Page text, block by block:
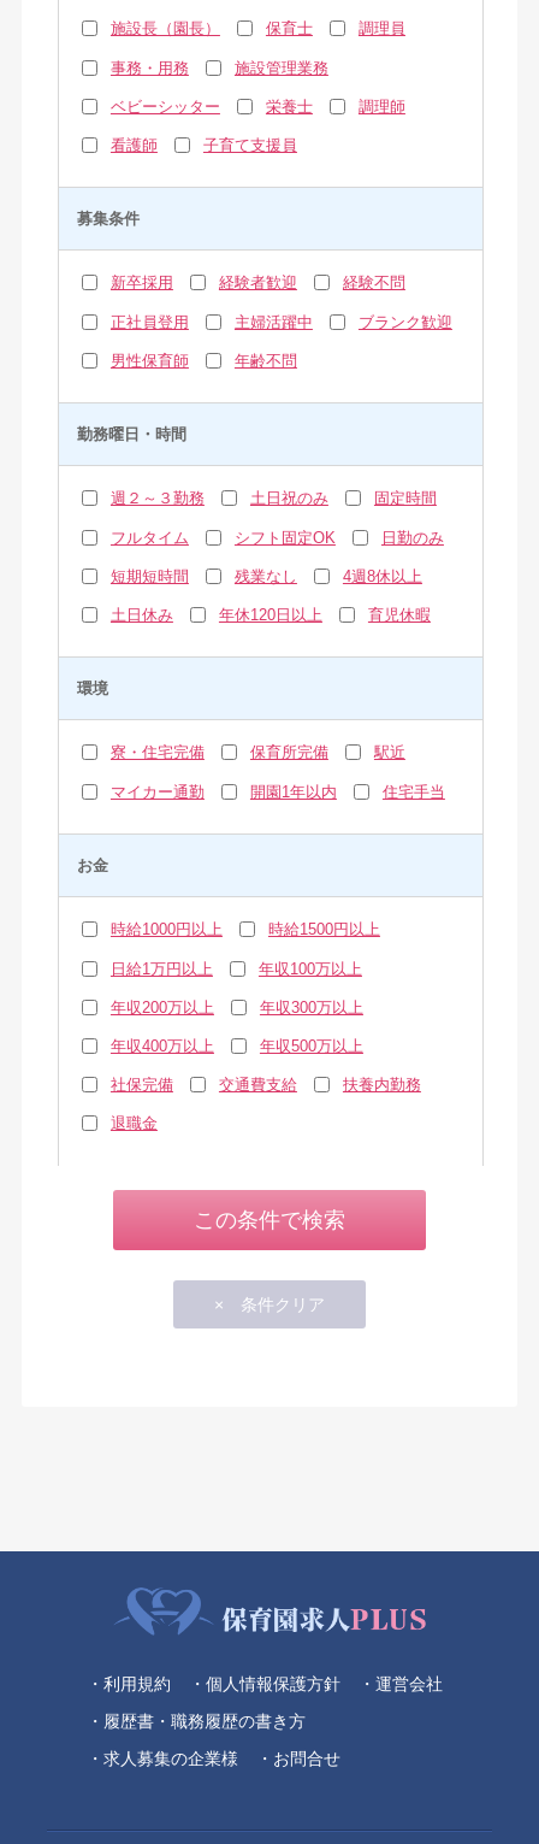
施設長（園長） 保育士 調理員
事務・用務 施設管理業務
ベビーシッター 栄養士 調理師
看護師 子育て支援員
募集条件
新卒採用 経験者歓迎 経験不問
正社員登用 主婦活躍中 ブランク歓迎
男性保育師 年齢不問
勤務曜日・時間
週２～３勤務 土日祝のみ 固定時間
フルタイム シフト固定OK 日勤のみ
短期短時間 残業なし 4週8休以上
土日休み 年休120日以上 育児休暇
環境
寮・住宅完備 保育所完備 駅近
マイカー通勤 開園1年以内 住宅手当
お金
時給1000円以上 時給1500円以上
日給1万円以上 年収100万以上
年収200万以上 年収300万以上
年収400万以上 年収500万以上
社保完備 交通費支給 扶養内勤務
退職金
・利用規約 ・個人情報保護方針
・運営会社
・履歴書・職務履歴の書き方
・求人募集の企業様
・お問合せ